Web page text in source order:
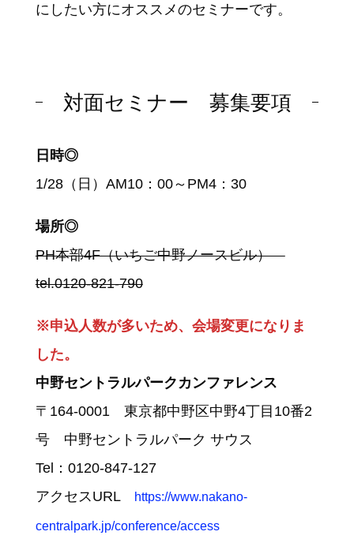
にしたい方にオススメのセミナーです。
対面セミナー 募集要項
日時◎
1/28（日）AM10：00～PM4：30
場所◎
PH本部4F（いちご中野ノースビル）
tel.0120-821-790
※申込人数が多いため、会場変更になりま
した。
中野セントラルパークカンファレンス
〒164-0001 東京都中野区中野4丁目10番2
号 中野セントラルパーク サウス
Tel：0120-847-127
アクセスURL
https://www.nakano-
centralpark.jp/conference/access